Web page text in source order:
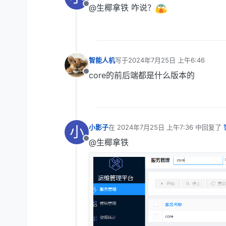
离线
@生椰拿铁 咋说？
离线
智能人机写于2024年7月25日 上午6:46
最后由 编辑
core的前后端都是什么版本的
小
离线
小影子在 2024年7月25日 上午7:36 中回复了
最后由 编辑
@生椰拿铁